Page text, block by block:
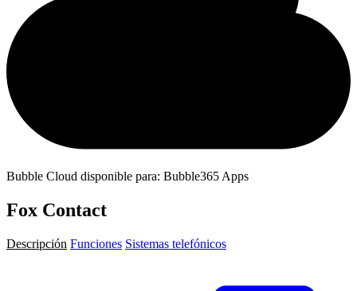
Bubble Cloud disponible para: Bubble365 Apps
Fox Contact
Descripción Funciones Sistemas telefónicos